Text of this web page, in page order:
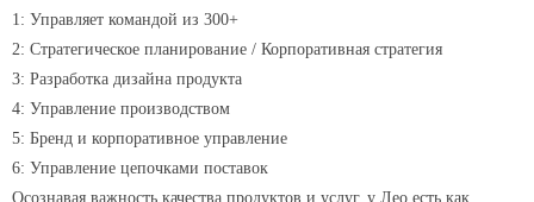
1: Управляет командой из 300+
2: Стратегическое планирование / Корпоративная стратегия
3: Разработка дизайна продукта
4: Управление производством
5: Бренд и корпоративное управление
6: Управление цепочками поставок
Осознавая важность качества продуктов и услуг, у Лео есть как